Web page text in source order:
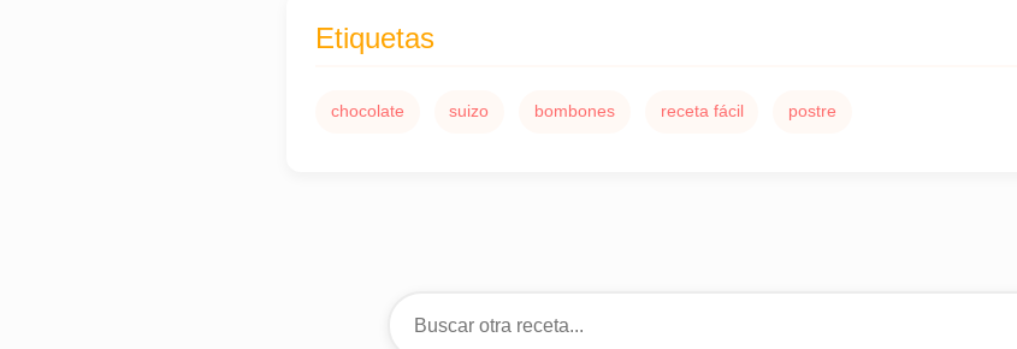
Etiquetas
chocolate suizo bombones receta fácil postre